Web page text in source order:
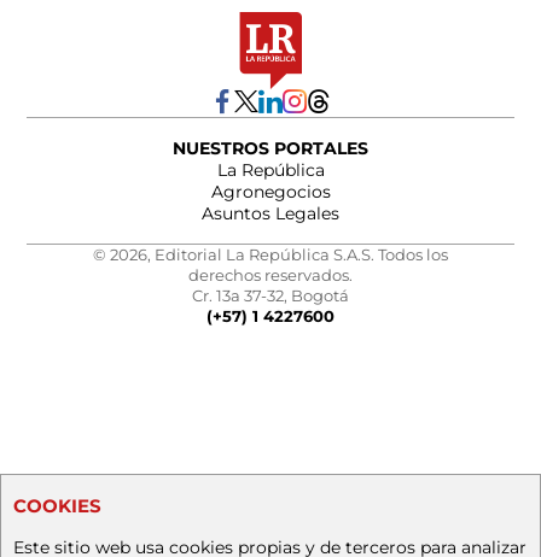
NUESTROS PORTALES
La República
Agronegocios
Asuntos Legales
© 2026, Editorial La República S.A.S. Todos los
derechos reservados.
Cr. 13a 37-32, Bogotá
(+57) 1 4227600
COOKIES
Este sitio web usa cookies propias y de terceros para analizar